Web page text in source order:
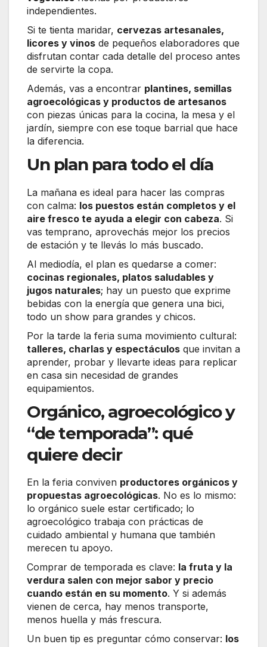
independientes.
Si te tienta maridar, cervezas artesanales,
licores y vinos de pequeños elaboradores que
disfrutan contar cada detalle del proceso antes
de servirte la copa.
Además, vas a encontrar plantines, semillas
agroecológicas y productos de artesanos
con piezas únicas para la cocina, la mesa y el
jardín, siempre con ese toque barrial que hace
la diferencia.
Un plan para todo el día
La mañana es ideal para hacer las compras
con calma: los puestos están completos y el
aire fresco te ayuda a elegir con cabeza. Si
vas temprano, aprovechás mejor los precios
de estación y te llevás lo más buscado.
Al mediodía, el plan es quedarse a comer:
cocinas regionales, platos saludables y
jugos naturales; hay un puesto que exprime
bebidas con la energía que genera una bici,
todo un show para grandes y chicos.
Por la tarde la feria suma movimiento cultural:
talleres, charlas y espectáculos que invitan a
aprender, probar y llevarte ideas para replicar
en casa sin necesidad de grandes
equipamientos.
Orgánico, agroecológico y
“de temporada”: qué
quiere decir
En la feria conviven productores orgánicos y
propuestas agroecológicas. No es lo mismo:
lo orgánico suele estar certificado; lo
agroecológico trabaja con prácticas de
cuidado ambiental y humana que también
merecen tu apoyo.
Comprar de temporada es clave: la fruta y la
verdura salen con mejor sabor y precio
cuando están en su momento. Y si además
vienen de cerca, hay menos transporte,
menos huella y más frescura.
Un buen tip es preguntar cómo conservar: los